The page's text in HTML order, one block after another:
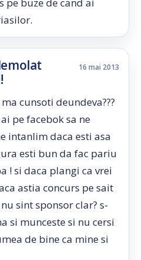
16 mai 2013
cunsoti deundeva???
pe facebok sa ne
intanlim daca esti asa
esti bun da fac pariu
! si daca plangi ca vrei
astia concurs pe sait
sint sponsor clar? s-
si munceste si nu cersi
de bine ca mine si